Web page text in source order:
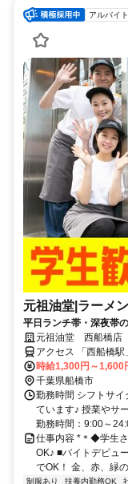
アルバイ
元祖油堂|ラーメ
平日ランチ帯・深夜帯
ールのお仕事！週1日
１円
元祖油堂 西船橋店
アクセス 「西船橋
時給1,300円～1,600
千葉県船橋市
勤務時間 シフトサ
ています♪ 授業やサ
勤務時間：9:00～
仕事内容 *＊◆学生
OK♪ ■バイトデビュ
でOK！ 金、赤、緑
制服あり 扶養内勤務OK